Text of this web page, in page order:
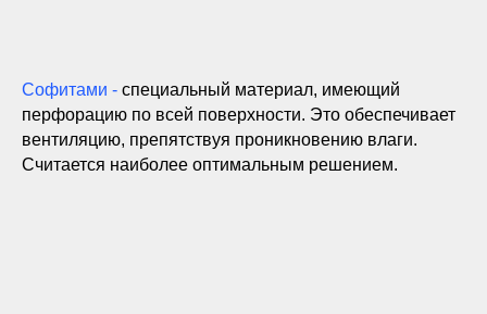
Софитами - специальный материал, имеющий
перфорацию по всей поверхности. Это обеспечивает
вентиляцию, препятствуя проникновению влаги.
Считается наиболее оптимальным решением.